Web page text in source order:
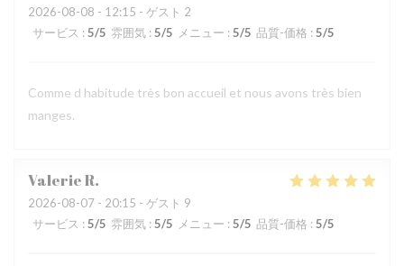
2026-08-08 - 12:15 - ゲスト 2
サービス : 5/5 雰囲気 : 5/5 メニュー : 5/5 品質-価格 : 5/5
Comme d habitude très bon accueil et nous avons très bien
manges.
ValerieR
2026-08-07 - 20:15 - ゲスト 9
サービス : 5/5 雰囲気 : 5/5 メニュー : 5/5 品質-価格 : 5/5